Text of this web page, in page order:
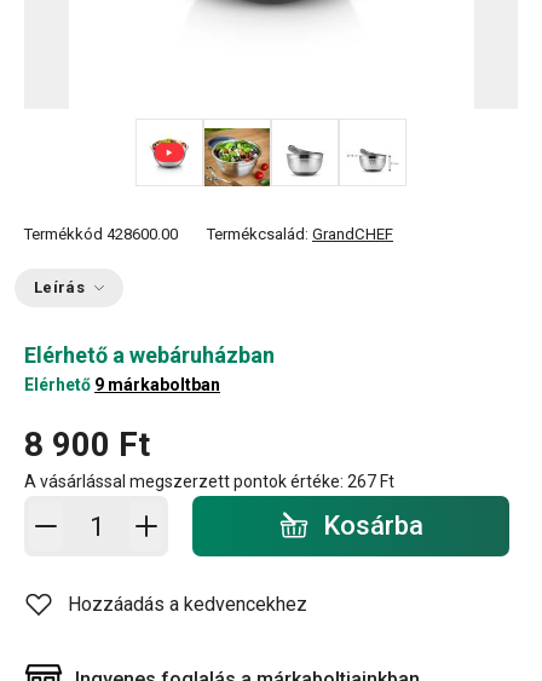
Termékkód 428600.00 Termékcsalád: GrandCHEF
Leírás
Elérhető a webáruházban
Elérhető 9 márkaboltban
8 900 Ft
A vásárlással megszerzett pontok értéke: 267 Ft
Kosárba - mennyiség Kosárba
Hozzáadás a kedvencekhez